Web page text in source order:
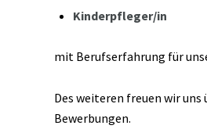
Kinderpfleger/in
mit Berufserfahrung für
Des weiteren freuen wir
Bewerbungen.